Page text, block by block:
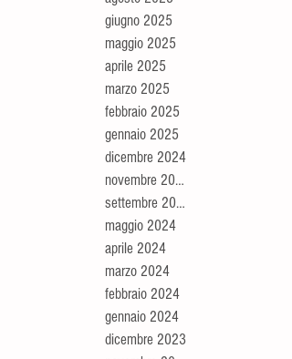
giugno 2025
maggio 2025
aprile 2025
marzo 2025
febbraio 2025
gennaio 2025
dicembre 2024
novembre 2024
settembre 2024
maggio 2024
aprile 2024
marzo 2024
febbraio 2024
gennaio 2024
dicembre 2023